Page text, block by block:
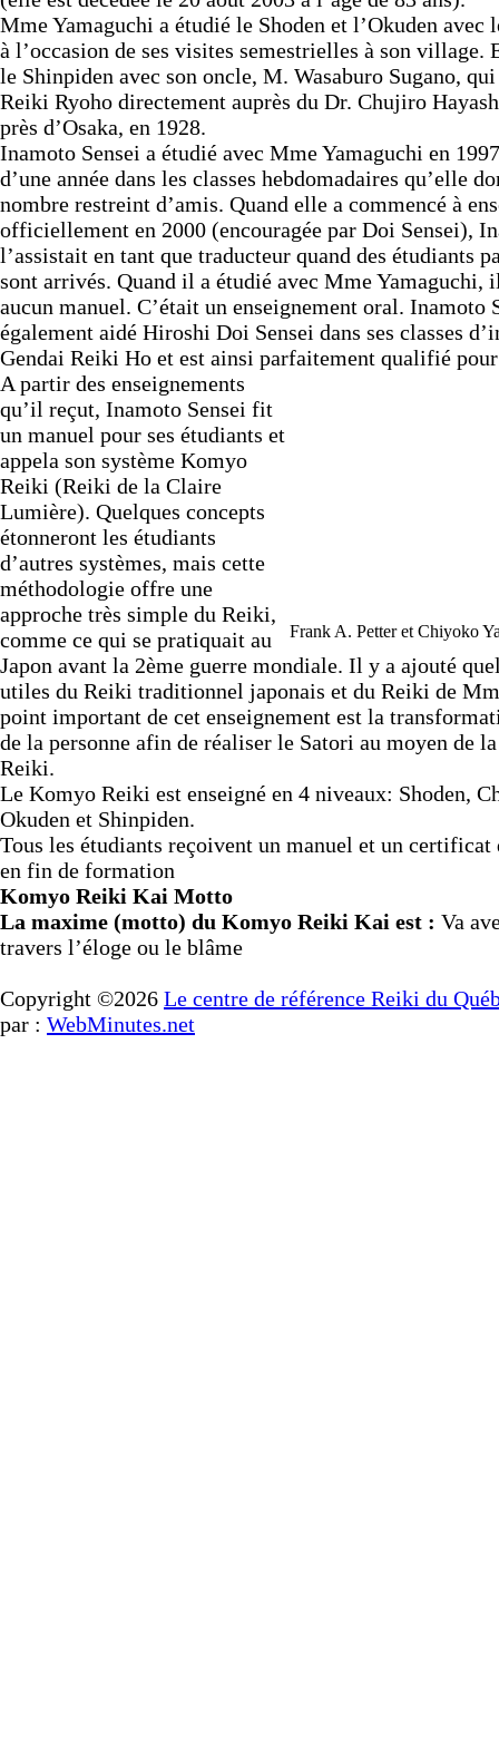
Mme Yamaguchi a étudié le Shoden et l’Okuden avec
à l’occasion de ses visites semestrielles à son village.
le Shinpiden avec son oncle, M. Wasaburo Sugano,
Reiki Ryoho directement auprès du Dr. Chujiro
près d’Osaka, en 1928.
Inamoto Sensei a étudié avec Mme Yamaguchi en
d’une année dans les classes hebdomadaires qu’elle
nombre restreint d’amis. Quand elle a commencé à
officiellement en 2000 (encouragée par Doi Sensei),
l’assistait en tant que traducteur quand des étudiants
sont arrivés. Quand il a étudié avec Mme Yamaguchi,
aucun manuel. C’était un enseignement oral. Inamoto
également aidé Hiroshi Doi Sensei dans ses classes
Gendai Reiki Ho et est ainsi parfaitement qualifié
Frank A. Petter et Chiyoko
A partir des enseignements
qu’il reçut, Inamoto Sensei fit
un manuel pour ses étudiants et
appela son système Komyo
Reiki (Reiki de la Claire
Lumière). Quelques concepts
étonneront les étudiants
d’autres systèmes, mais cette
méthodologie offre une
approche très simple du Reiki,
comme ce qui se pratiquait au
Japon avant la 2ème guerre mondiale. Il y a ajouté
utiles du Reiki traditionnel japonais et du Reiki de
point important de cet enseignement est la
de la personne afin de réaliser le Satori au moyen de
Reiki.
Le Komyo Reiki est enseigné en 4 niveaux: Shoden,
Okuden et Shinpiden.
Tous les étudiants reçoivent un manuel et un
en fin de formation
Komyo Reiki Kai Motto
La maxime (motto) du Komyo Reiki Kai est : Va
travers l’éloge ou le blâme
Copyright ©2026 Le centre de référence Reiki du
par : WebMinutes.net